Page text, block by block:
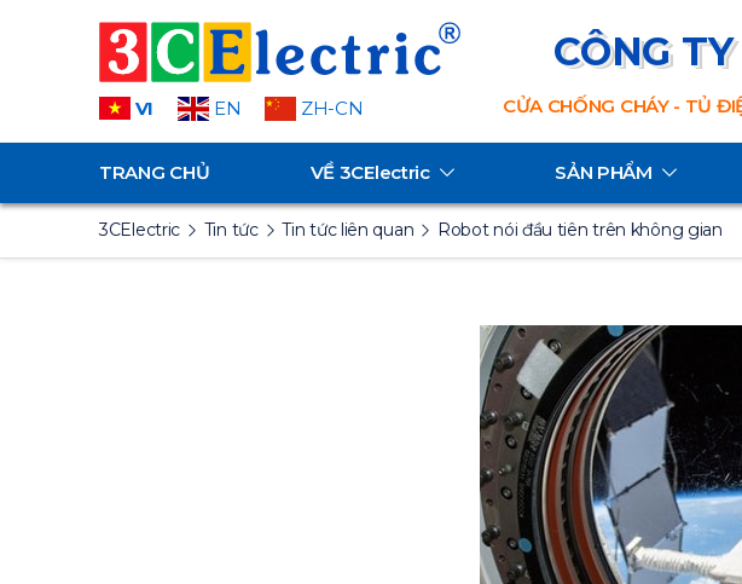
VI EN ZH-CN
CÔNG
CỬA CHỐNG CHÁY - TỦ
TRANG CHỦ VỀ 3CElectric SẢN PHẨM
3CElectric Tin tức Tin tức liên quan Robot nói đầu tiên trên không gian